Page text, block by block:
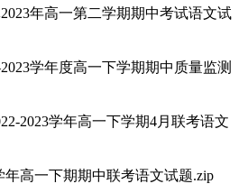
年高一第二学期期中考试语文试
学年度高一下学期期中质量监测
2023学年高一下学期4月联考语文
高一下期期中联考语文试题.zip